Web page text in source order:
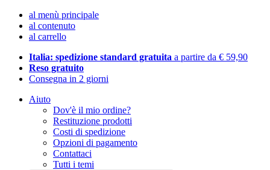
al menù principale
al contenuto
al carrello
Italia: spedizione standard gratuita a partire da € 59,90
Reso gratuito
Consegna in 2 giorni
Aiuto
Dov'è il mio ordine?
Restituzione prodotti
Costi di spedizione
Opzioni di pagamento
Contattaci
Tutti i temi